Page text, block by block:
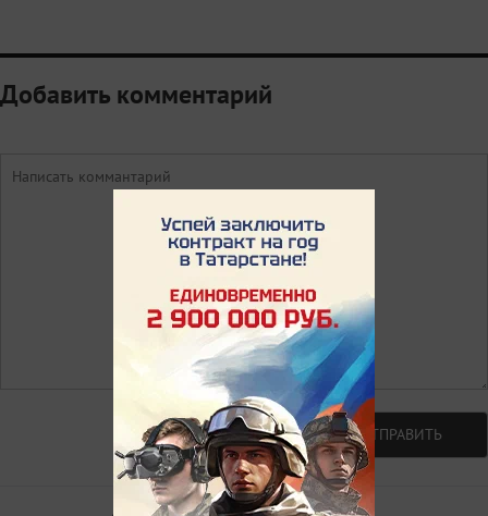
Добавить комментарий
Авторизоваться ОТПРАВИТЬ